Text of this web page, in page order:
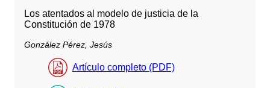
Los atentados al modelo de justicia de la
Constitución de 1978
González Pérez, Jesús
Artículo completo (PDF)